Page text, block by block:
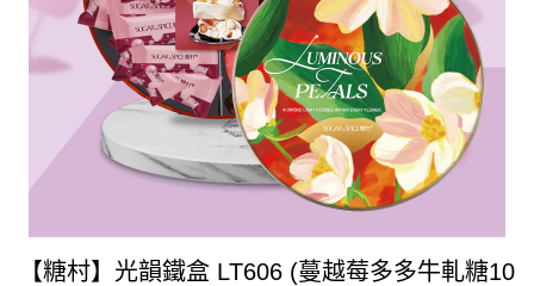
【糖村】光韻鐵盒 LT606 (蔓越莓多多牛軋糖10